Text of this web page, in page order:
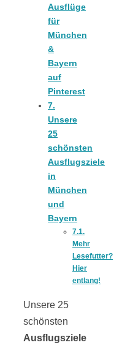
Ausflüge
für
München
&
Bayern
auf
Pinterest
7.
Unsere
25
schönsten
Ausflugsziele
in
München
und
Bayern
7.1.
Mehr
Lesefutter?
Hier
entlang!
Unsere 25
schönsten
Ausflugsziele